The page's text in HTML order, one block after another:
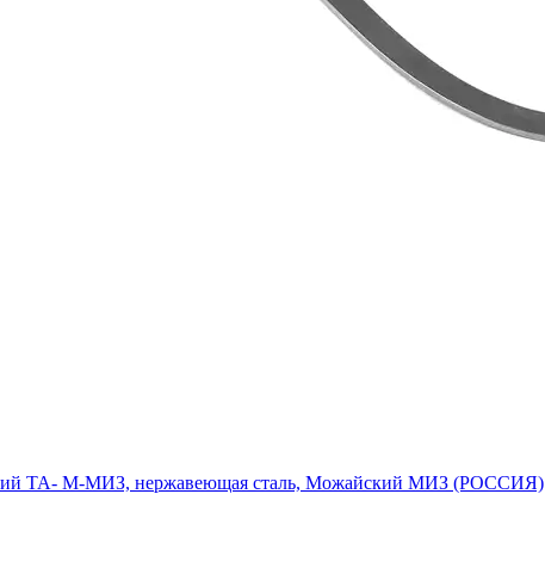
ТА- М-МИЗ, нержавеющая сталь, Можайский МИЗ (РОССИЯ)